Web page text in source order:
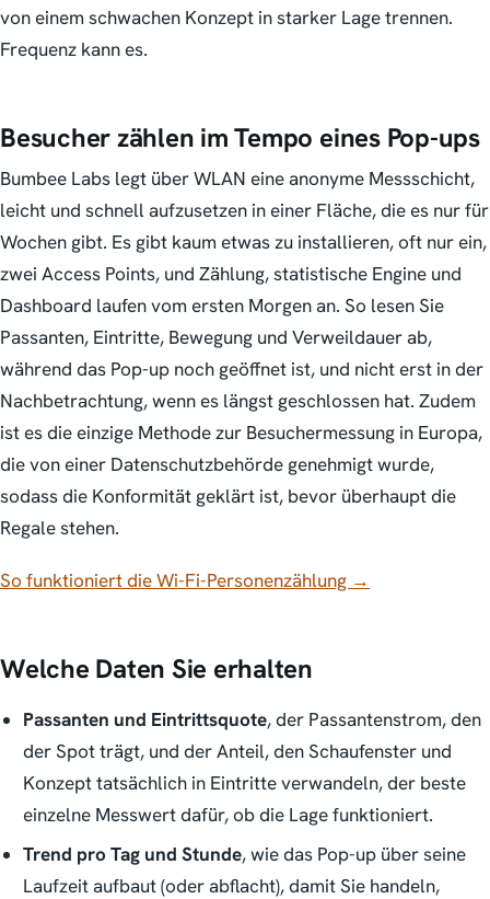
von einem schwachen Konzept in starker Lage trennen.
Frequenz kann es.
Besucher zählen im Tempo eines Pop-ups
Bumbee Labs legt über WLAN eine anonyme Messschicht,
leicht und schnell aufzusetzen in einer Fläche, die es nur für
Wochen gibt. Es gibt kaum etwas zu installieren, oft nur ein,
zwei Access Points, und Zählung, statistische Engine und
Dashboard laufen vom ersten Morgen an. So lesen Sie
Passanten, Eintritte, Bewegung und Verweildauer ab,
während das Pop-up noch geöffnet ist, und nicht erst in der
Nachbetrachtung, wenn es längst geschlossen hat. Zudem
ist es die einzige Methode zur Besuchermessung in Europa,
die von einer Datenschutzbehörde genehmigt wurde,
sodass die Konformität geklärt ist, bevor überhaupt die
Regale stehen.
So funktioniert die Wi-Fi-Personenzählung →
Welche Daten Sie erhalten
Passanten und Eintrittsquote, der Passantenstrom, den
der Spot trägt, und der Anteil, den Schaufenster und
Konzept tatsächlich in Eintritte verwandeln, der beste
einzelne Messwert dafür, ob die Lage funktioniert.
Trend pro Tag und Stunde, wie das Pop-up über seine
Laufzeit aufbaut (oder abflacht), damit Sie handeln,